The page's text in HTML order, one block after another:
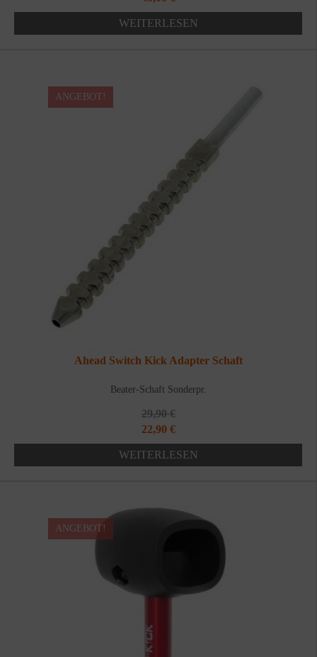
Preis
war:
Preis
ist:
WEITERLESEN
Ahead Switch Kick Adapter Schaft
Beater-Schaft Sonderpr.
29,90€
Ursprünglicher
Preis
war:
22,90 €Aktueller
Preis
ist:
WEITERLESEN
ANGEBOT!
ANGEBOT!